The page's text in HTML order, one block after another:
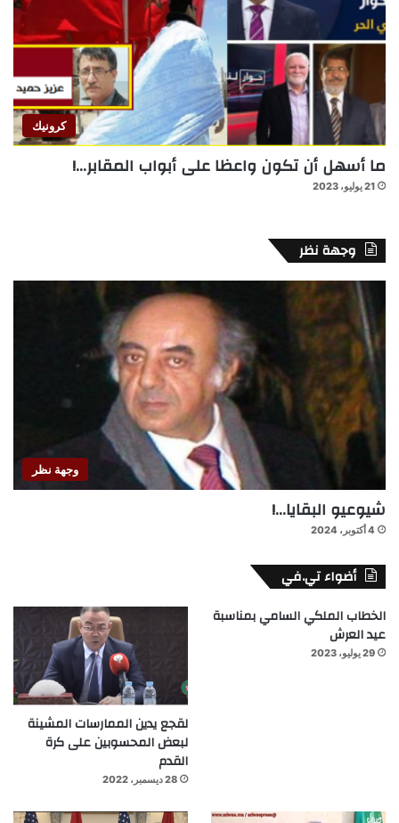
كرونيك
ما أسهل أن تكون واعظا على أبواب المقابر…!
21 يوليو، 2023
وجهة نظر
وجهة نظر
شيوعيو البقايا…!
4 أكتوبر، 2024
أضواء تي.في
الخطاب الملكي السامي بمناسبة
عيد العرش
29 يوليو، 2023
لقجع يدين الممارسات المشينة
لبعض المحسوبين على كرة
القدم
28 ديسمبر، 2022